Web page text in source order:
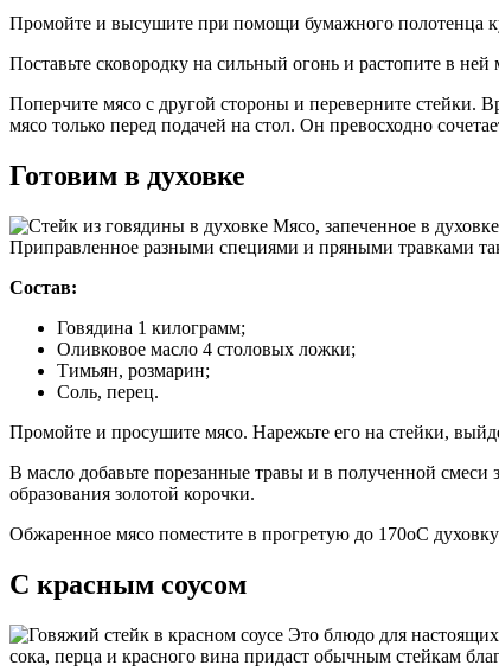
Промойте и высушите при помощи бумажного полотенца
Поставьте сковородку на сильный огонь и растопите в
Поперчите мясо с другой стороны и переверните стейки.
мясо только перед подачей на стол. Он превосходно
Готовим в духовке
Мясо, запеченное в
Приправленное разными специями и пряными травками
Состав:
Говядина 1 килограмм;
Оливковое масло 4 столовых ложки;
Тимьян, розмарин;
Соль, перец.
Промойте и просушите мясо. Нарежьте его на стейки,
В масло добавьте порезанные травы и в полученной
образования золотой корочки.
Обжаренное мясо поместите в прогретую до 170оС духовку
С красным соусом
Это блюдо для
сока, перца и красного вина придаст обычным стейкам